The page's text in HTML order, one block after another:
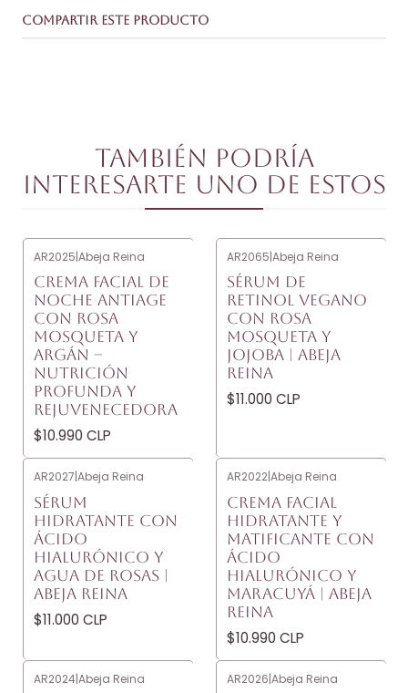
COMPARTIR ESTE PRODUCTO
También podría
interesarte uno de estos
AR2025|Abeja Reina
CREMA FACIAL DE
NOCHE ANTIAGE
CON ROSA
MOSQUETA Y
ARGÁN –
NUTRICIÓN
PROFUNDA Y
REJUVENECEDORA
$10.990 CLP
AR2065|Abeja Reina
SÉRUM DE
RETINOL VEGANO
CON ROSA
MOSQUETA Y
JOJOBA | ABEJA
REINA
$11.000 CLP
AR2027|Abeja Reina
SÉRUM
HIDRATANTE CON
ÁCIDO
HIALURÓNICO Y
AGUA DE ROSAS |
ABEJA REINA
$11.000 CLP
AR2022|Abeja Reina
CREMA FACIAL
HIDRATANTE Y
MATIFICANTE CON
ÁCIDO
HIALURÓNICO Y
MARACUYÁ | ABEJA
REINA
$10.990 CLP
AR2024|Abeja Reina AR2026|Abeja Reina